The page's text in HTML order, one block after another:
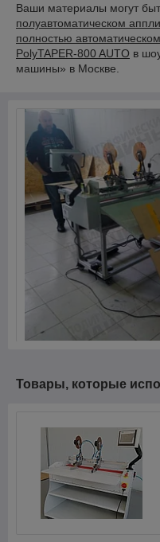
Ваши материалы могут
полуавтоматическом
полностью
PolyTAPER-800 AUTO в
машины» в Москве.
Товары, которые